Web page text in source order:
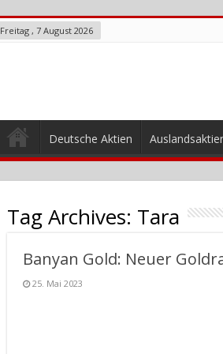
Freitag , 7 August 2026
Deutsche Aktien
Tag Archives: Tara
Banyan Gold: Neuer
25. Mai 2023